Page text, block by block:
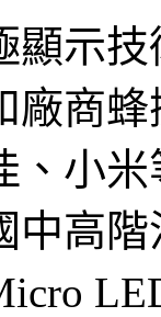
顯示
廠商
、小
中高